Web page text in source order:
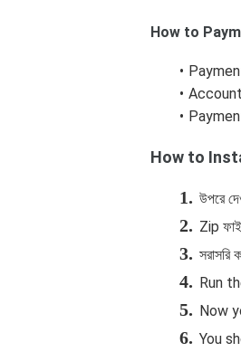
How to
How to
উপরে
Zip
সরাসরি
Run
Now
You